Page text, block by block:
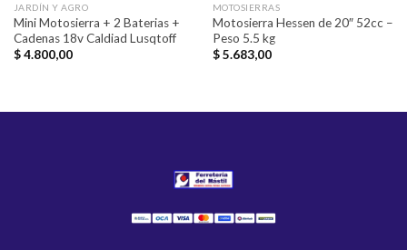
JARDÍN Y AGRO
Mini Motosierra + 2 Baterias +
Cadenas 18v Caldiad Lusqtoff
$4.800,00
MOTOSIERRAS
Motosierra Hessen de 20″ 52cc –
Peso 5.5 kg
$5.683,00